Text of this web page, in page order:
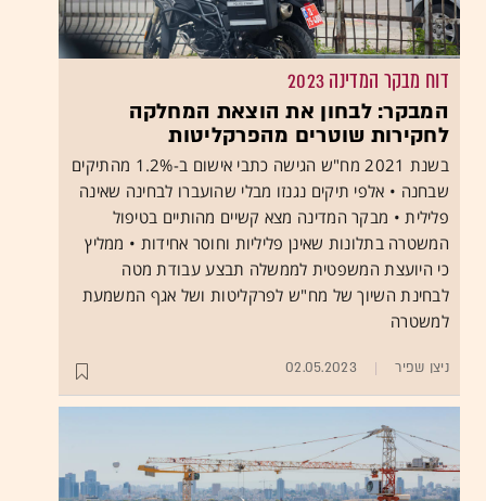
דוח מבקר המדינה 2023
המבקר: לבחון את הוצאת המחלקה
לחקירות שוטרים מהפרקליטות
בשנת 2021 מח"ש הגישה כתבי אישום ב-1.2% מהתיקים
שבחנה • אלפי תיקים נגנזו מבלי שהועברו לבחינה שאינה
פלילית • מבקר המדינה מצא קשיים מהותיים בטיפול
המשטרה בתלונות שאינן פליליות וחוסר אחידות • ממליץ
כי היועצת המשפטית לממשלה תבצע עבודת מטה
לבחינת השיוך של מח"ש לפרקליטות ושל אגף המשמעת
למשטרה
ניצן שפיר 02.05.2023